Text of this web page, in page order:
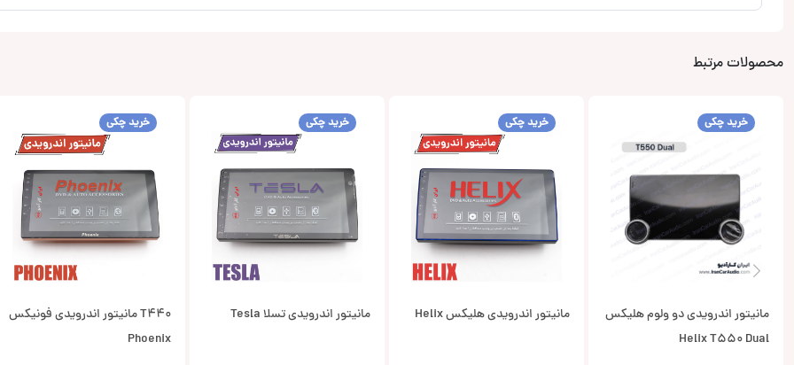
محصولات مرتبط
خرید چکی
مانیتور اندرویدی دو ولوم هلیکس
Helix T550 Dual
خرید چکی
مانیتور اندرویدی هلیکس Helix
خرید چکی
مانیتور اندرویدی تسلا Tesla
خرید چکی
T440 مانیتور اندرویدی فونیکس
Phoenix